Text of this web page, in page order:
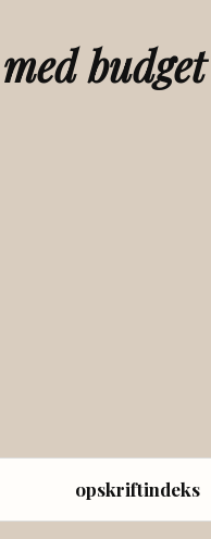
opskriftindeks